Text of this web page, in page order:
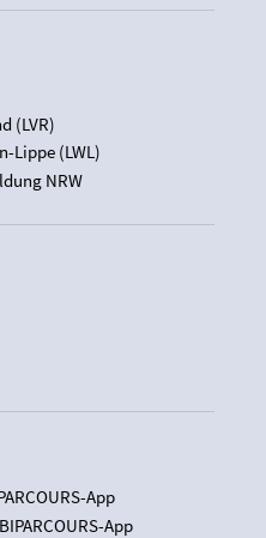
(LVR)
Lippe (LWL)
NRW
App
App